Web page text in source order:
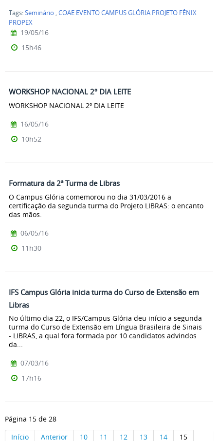
Tags:Seminário ,COAE EVENTO CAMPUS GLÓRIA PROJETO FÊNIX
PROPEX
19/05/16
15h46
WORKSHOP NACIONAL 2º DIA LEITE
WORKSHOP NACIONAL 2º DIA LEITE
16/05/16
10h52
Formatura da 2ª Turma de Libras
O Campus Glória comemorou no dia 31/03/2016 a
certificação da segunda turma do Projeto LIBRAS: o encanto
das mãos.
06/05/16
11h30
IFS Campus Glória inicia turma do Curso de Extensão em
Libras
No último dia 22, o IFS/Campus Glória deu início a segunda
turma do Curso de Extensão em Língua Brasileira de Sinais
- LIBRAS, a qual fora formada por 10 candidatos advindos
da...
07/03/16
17h16
Página 15 de 28
Início
Anterior 10 11 12 13 14 15